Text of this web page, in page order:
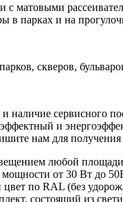
с матовыми
в парках и на
скверов,
и наличие
и
нам для
любой
от 30 Bт до
по RАL (без
состоящий из